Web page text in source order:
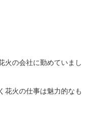
火の会社に勤めていまし
花火の仕事は魅力的なも